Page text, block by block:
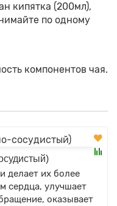
кипятка (200мл),
по одному
компонентов чая.
делает их более
сердца, улучшает
оказывает